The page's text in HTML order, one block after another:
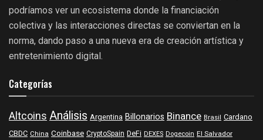
podríamos ver un ecosistema donde la financiación
colectiva y las interacciones directas se conviertan en la
norma, dando paso a una nueva era de creación artística y
entretenimiento digital.
Categorías
Altcoins Análisis Argentina Billonarios Binance Brasil Cardano
CBDC China Coinbase CryptoSpain DeFi DEXES Dogecoin El Salvador